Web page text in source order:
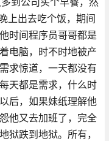
上出去吃个饭，期间
时间程序员哥哥都是
电脑，时不时地被产
求惊道，一天都没有
天都是需求，什么时
后，如果妹纸理解他
他又去加班了，完全
狱跌到地狱。所有，